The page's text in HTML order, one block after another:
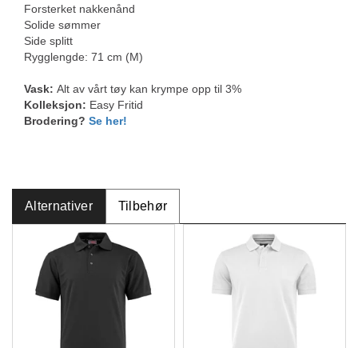
Forsterket nakkenånd
Solide sømmer
Side splitt
Rygglengde: 71 cm (M)
Vask: Alt av vårt tøy kan krympe opp til 3%
Kolleksjon: Easy Fritid
Brodering? Se her!
Alternativer Tilbehør